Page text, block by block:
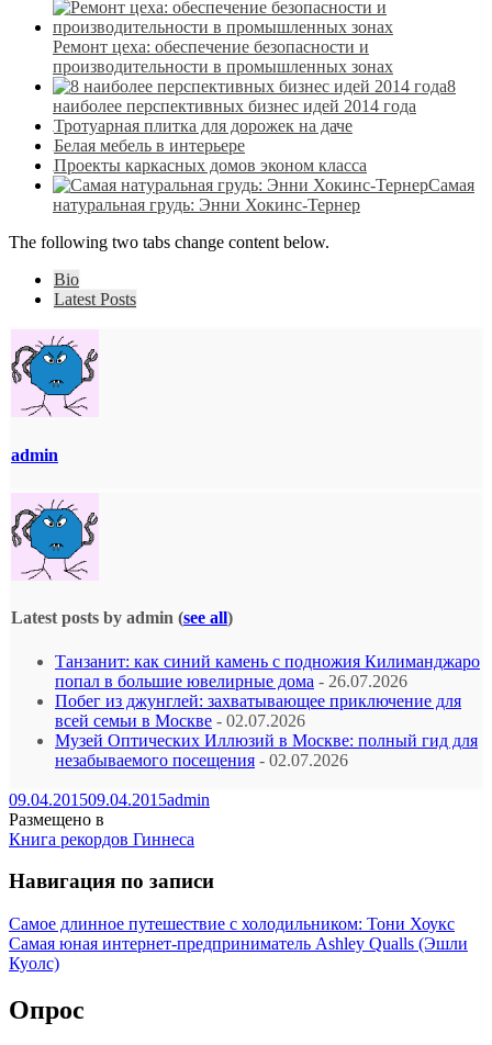
Ремонт цеха: обеспечение безопасности и
производительности в промышленных зонах
8
наиболее перспективных бизнес идей 2014 года
Тротуарная плитка для дорожек на даче
Белая мебель в интерьере
Проекты каркасных домов эконом класса
Самая
натуральная грудь: Энни Хокинс-Тернер
The following two tabs change content below.
Bio
Latest Posts
admin
Latest posts by admin (see all)
Танзанит: как синий камень с подножия Килиманджаро
попал в большие ювелирные дома - 26.07.2026
Побег из джунглей: захватывающее приключение для
всей семьи в Москве - 02.07.2026
Музей Оптических Иллюзий в Москве: полный гид для
незабываемого посещения - 02.07.2026
09.04.201509.04.2015admin
Размещено в
Книга рекордов Гиннеса
Навигация по записи
Самое длинное путешествие с холодильником: Тони Хоукс
Самая юная интернет-предприниматель Ashley Qualls (Эшли
Куолс)
Опрос